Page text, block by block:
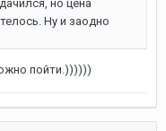
но цена
Ну и заодно
пойти.))))))